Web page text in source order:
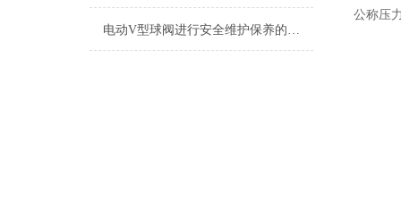
电动V型球阀进行安全维护保养的要求有哪些
公称压